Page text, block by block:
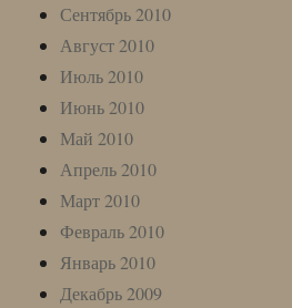
Сентябрь 2010
Август 2010
Июль 2010
Июнь 2010
Май 2010
Апрель 2010
Март 2010
Февраль 2010
Январь 2010
Декабрь 2009